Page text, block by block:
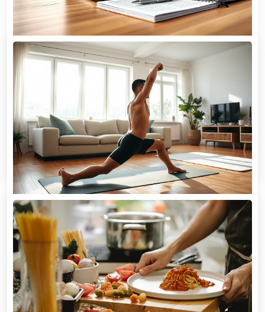
Revoluční a tematické PR články za
skvělé ceny
Uvažujete nad tím, že byste investovali do SEO
optimalizace, a spolu s tím i do tvorby PR článků?
Optimalizace jde
DŮM A ZAHRADA
Domácí posilovna
Rádi byste posílili celé tělo, ale do posilovny mezi
hekající a zpocené lidi se vám moc nechce. Nebo se
stydíte